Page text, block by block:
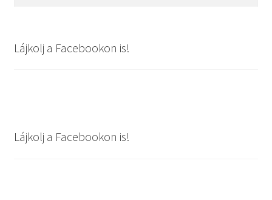
Lájkolj a Facebookon is!
Lájkolj a Facebookon is!